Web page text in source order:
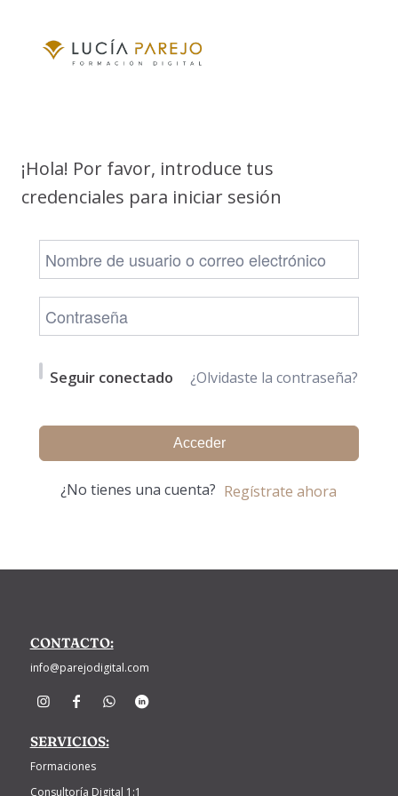
¡Hola! Por favor, introduce tus
credenciales para iniciar sesión
Alternative:
Seguir conectado ¿Olvidaste la contraseña?
Acceder
¿No tienes una cuenta? Regístrate ahora
CONTACTO:
info@parejodigital.com
SERVICIOS:
Formaciones
Consultoría Digital 1:1